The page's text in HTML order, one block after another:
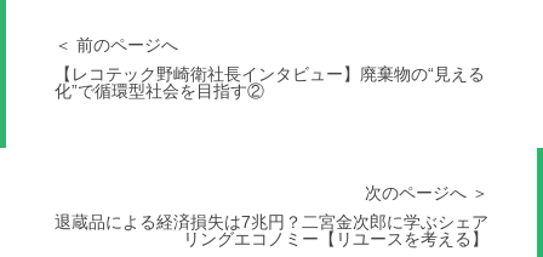
＜ 前のページへ
【レコテック野崎衛社長インタビュー】廃棄物の“見える
化”で循環型社会を目指す②
次のページへ ＞
退蔵品による経済損失は7兆円？二宮金次郎に学ぶシェア
リングエコノミー【リユースを考える】